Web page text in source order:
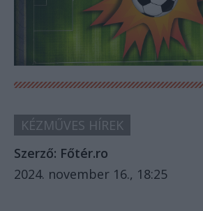
KÉZMŰVES HÍREK
Szerző: Főtér.ro
2024. november 16., 18:25